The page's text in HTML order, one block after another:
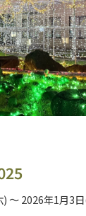
～ 2026年1月3